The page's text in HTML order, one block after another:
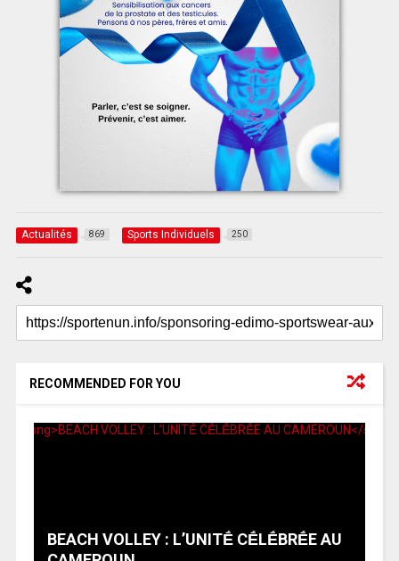
Actualités 869 Sports Individuels 250
RECOMMENDED FOR YOU
BEACH VOLLEY : L’UNITḖ CḖLḖBRḖE AU